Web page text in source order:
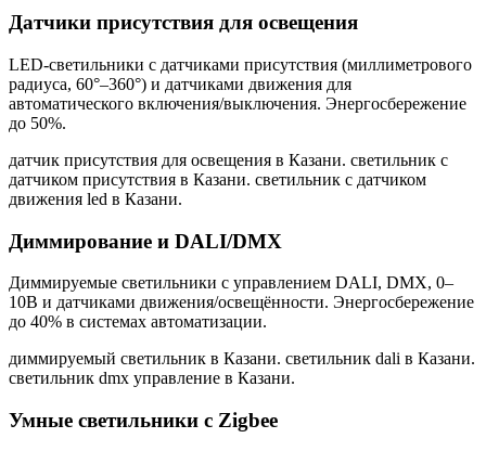
Датчики присутствия для освещения
LED-светильники с датчиками присутствия (миллиметрового
радиуса, 60°–360°) и датчиками движения для
автоматического включения/выключения. Энергосбережение
до 50%.
датчик присутствия для освещения в Казани. светильник с
датчиком присутствия в Казани. светильник с датчиком
движения led в Казани.
Диммирование и DALI/DMX
Диммируемые светильники с управлением DALI, DMX, 0–
10В и датчиками движения/освещённости. Энергосбережение
до 40% в системах автоматизации.
диммируемый светильник в Казани. светильник dali в Казани.
светильник dmx управление в Казани.
Умные светильники с Zigbee